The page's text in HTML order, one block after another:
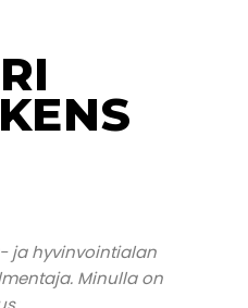
ja hyvinvointialan
Minulla on